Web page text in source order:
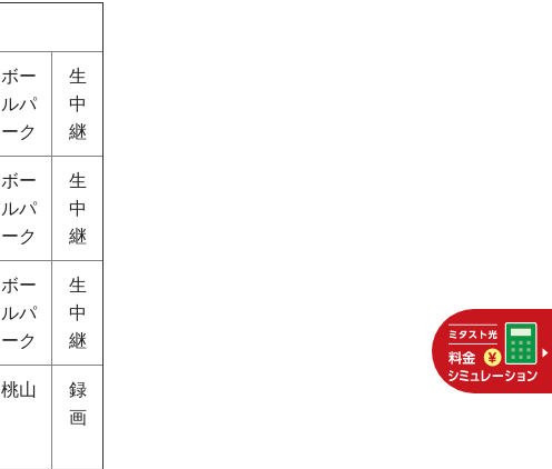
ボー
ルパ
ーク
生
中
継
ボー
ルパ
ーク
生
中
継
ボー
ルパ
ーク
生
中
継
桃山
録
画